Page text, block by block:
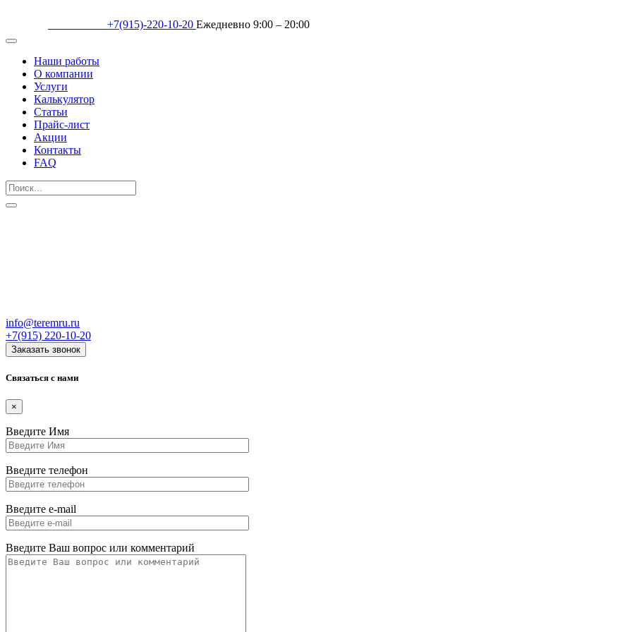
+7(915)-220-10-20 Ежедневно 9:00 – 20:00
Наши работы
О компании
Услуги
Калькулятор
Статьи
Прайс-лист
Акции
Контакты
FAQ
info@teremru.ru
+7(915) 220-10-20
Заказать звонок
Связаться с нами
×
Введите Имя
Введите телефон
Введите e-mail
Введите Ваш вопрос или комментарий